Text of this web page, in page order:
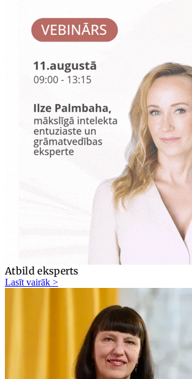
Atbild eksperts
Lasīt vairāk >